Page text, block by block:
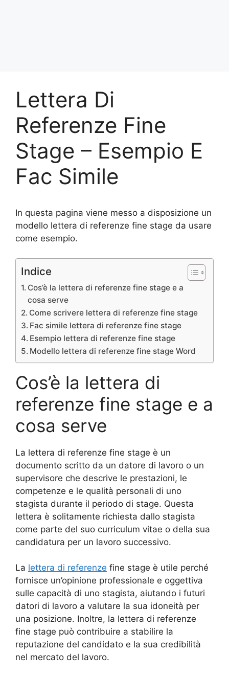
Lettera Di
Referenze Fine
Stage – Esempio E
Fac Simile
In questa pagina viene messo a disposizione un
modello lettera di referenze fine stage da usare
come esempio.
Indice
Cos’è la lettera di referenze fine stage e a
cosa serve
Come scrivere lettera di referenze fine stage
Fac simile lettera di referenze fine stage
Esempio lettera di referenze fine stage
Modello lettera di referenze fine stage Word
Cos’è la lettera di
referenze fine stage e a
cosa serve
La lettera di referenze fine stage è un
documento scritto da un datore di lavoro o un
supervisore che descrive le prestazioni, le
competenze e le qualità personali di uno
stagista durante il periodo di stage. Questa
lettera è solitamente richiesta dallo stagista
come parte del suo curriculum vitae o della sua
candidatura per un lavoro successivo.
La lettera di referenze fine stage è utile perché
fornisce un’opinione professionale e oggettiva
sulle capacità di uno stagista, aiutando i futuri
datori di lavoro a valutare la sua idoneità per
una posizione. Inoltre, la lettera di referenze
fine stage può contribuire a stabilire la
reputazione del candidato e la sua credibilità
nel mercato del lavoro.